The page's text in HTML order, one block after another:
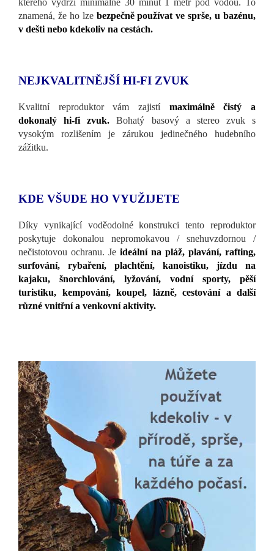
kterého vydrží minimálně 30 minut 1 metr pod vodou. To
znamená, že ho lze bezpečně používat ve sprše, u bazénu,
v dešti nebo kdekoliv na cestách.
NEJKVALITNĚJŠÍ HI-FI ZVUK
Kvalitní reproduktor vám zajistí maximálně čistý a
dokonalý hi-fi zvuk. Bohatý basový a stereo zvuk s
vysokým rozlišením je zárukou jedinečného hudebního
zážitku.
KDE VŠUDE HO VYUŽIJETE
Díky vynikající voděodolné konstrukci tento reproduktor
poskytuje dokonalou nepromokavou / snehuvzdornou /
nečistotovou ochranu. Je ideální na pláž, plavání, rafting,
surfování, rybaření, plachtění, kanoistiku, jízdu na
kajaku, šnorchlování, lyžování, vodní sporty, pěší
turistiku, kempování, koupel, lázně, cestování a další
různé vnitřní a venkovní aktivity.